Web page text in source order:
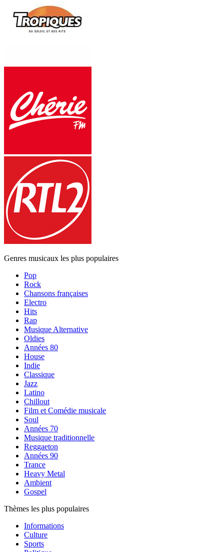
Genres musicaux les plus populaires
Pop
Rock
Chansons françaises
Electro
Hits
Rap
Musique Alternative
Oldies
Années 80
House
Indie
Classique
Jazz
Latino
Chillout
Film et Comédie musicale
Soul
Années 70
Musique traditionnelle
Reggaeton
Années 90
Trance
Heavy Metal
Ambient
Gospel
Thèmes les plus populaires
Informations
Culture
Sports